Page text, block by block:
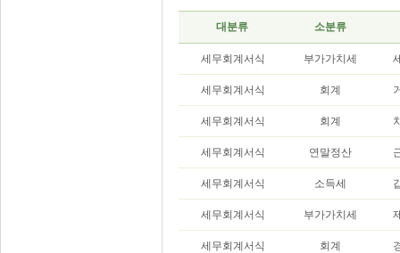
대분류 소분류
세무회계서식 부가가치세
세무회계서식 회계
세무회계서식 회계
세무회계서식 연말정산
세무회계서식 소득세
세무회계서식 부가가치세
세무회계서식 회계